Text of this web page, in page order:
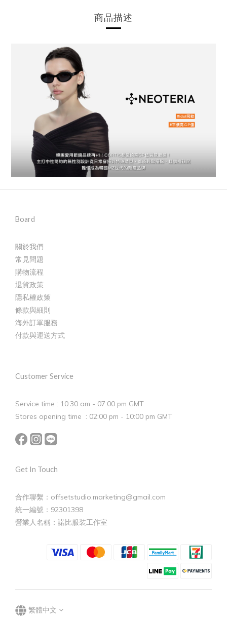
商品描述
Board
關於我們
常見問題
購物流程
退貨政策
隱私權政策
條款與細則
海外訂單服務
付款與運送方式
Customer Service
Service time : 10:30 am - 07:00 pm GMT
Stores opening time : 02:00 pm - 10:00 pm GMT
Get In Touch
合作聯繫：offsetstudio.marketing@gmail.com
統一編號：92301398
營業人名稱：諾比服裝工作室
繁體中文